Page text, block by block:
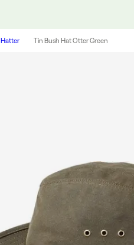
Hatter Tin Bush Hat Otter Green